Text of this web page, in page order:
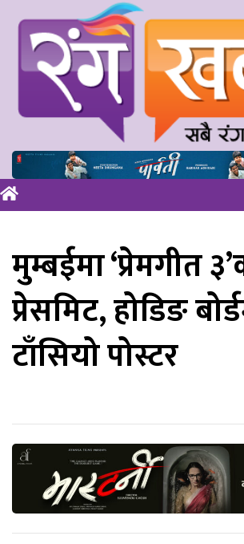
मुम्बईमा ‘प्रेमगीत
प्रेसमिट, होडिङ
टाँसियो पोस्टर